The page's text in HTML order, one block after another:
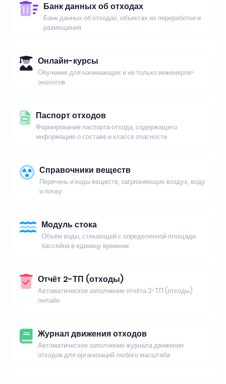
Банк данных об отходах
Банк данных об отходах, объектах их переработки и
размещения
Онлайн-курсы
Обучение для начинающих и не только инженеров-
экологов
Паспорт отходов
Формирование паспорта отхода, содержащего
информацию о составе и классе опасности
Справочники веществ
Перечень и коды веществ, загрязняющих воздух, воду
и почву
Модуль стока
Объём воды, стекающей с определенной площади
бассейна в единицу времени
Отчёт 2-ТП (отходы)
Автоматическое заполнение отчёта 2-ТП (отходы)
онлайн
Журнал движения отходов
Автоматическое заполнение журнала движения
отходов для организаций любого масштаба